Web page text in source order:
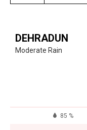
DEHRADUN
Moderate Rain
85 %